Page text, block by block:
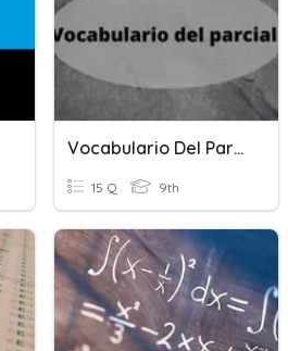
Vocabulario Del Parcial
15 Q 9th